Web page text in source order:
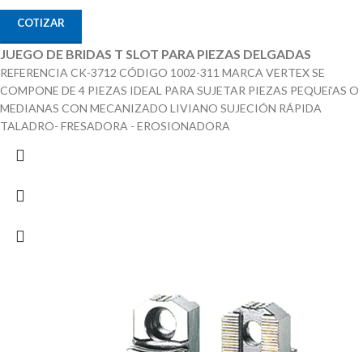
COTIZAR
JUEGO DE BRIDAS T SLOT PARA PIEZAS DELGADAS
REFERENCIA CK-3712 CÓDIGO 1002-311 MARCA VERTEX SE
COMPONE DE 4 PIEZAS IDEAL PARA SUJETAR PIEZAS PEQUEí‘AS O
MEDIANAS CON MECANIZADO LIVIANO SUJECIÓN RÁPIDA
TALADRO- FRESADORA - EROSIONADORA